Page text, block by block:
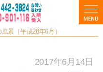
景（平成28年6月）
2017年6月14日